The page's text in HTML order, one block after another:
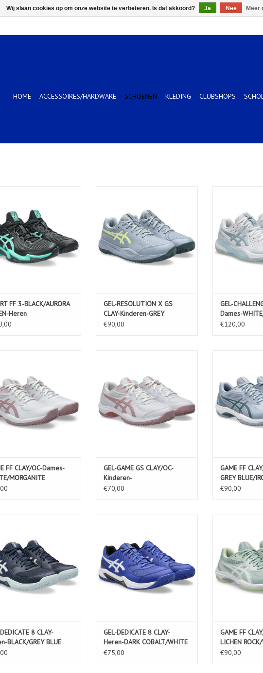
HOME ACCESSOIRES/HARDWARE SCHOENEN KLEDING CLUBSHOPS
AAN WINKELWAGEN
FF 3-BLACK/AURORA
Heren
GEL-RESOLUTION X GS
CLAY-Kinderen-GREY
BLUE/PISTACHIO
€90,00
TOEVOEGEN
GEL-
Dames-
€120,00
FF CLAY/OC-Dames-
MORGANITE
TOEVOEGEN AAN WINKELWAGEN
GEL-GAME GS CLAY/OC-
Kinderen-
WHITE/MORGANITE
€70,00
GAME FF
GREY BLUE/
€90,00
AAN WINKELWAGEN
8 CLAY-
BLACK/GREY BLUE
GEL-DEDICATE 8 CLAY-
Heren-DARK COBALT/WHITE
€75,00
TOEVOEGEN
GAME FF
LICHEN
€90,00
Wij slaan cookies op om onze website te verbeteren. Is dat akkoord? Ja Nee Meer